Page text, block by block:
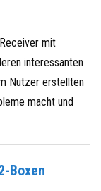
mit
interessanten
Nutzer erstellten
macht und
Boxen